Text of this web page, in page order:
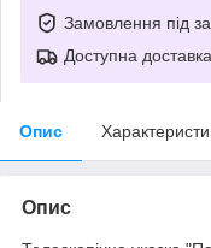
Замовлення під
Доступна доставка
Опис
Опис